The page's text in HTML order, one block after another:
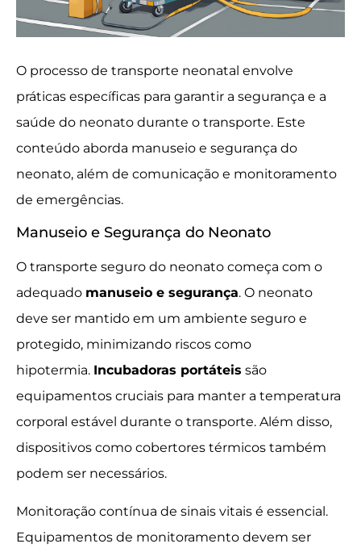
O processo de transporte neonatal envolve
práticas específicas para garantir a segurança e a
saúde do neonato durante o transporte. Este
conteúdo aborda manuseio e segurança do
neonato, além de comunicação e monitoramento
de emergências.
Manuseio e Segurança do Neonato
O transporte seguro do neonato começa com o
adequado manuseio e segurança. O neonato
deve ser mantido em um ambiente seguro e
protegido, minimizando riscos como
hipotermia. Incubadoras portáteis são
equipamentos cruciais para manter a temperatura
corporal estável durante o transporte. Além disso,
dispositivos como cobertores térmicos também
podem ser necessários.
Monitoração contínua de sinais vitais é essencial.
Equipamentos de monitoramento devem ser